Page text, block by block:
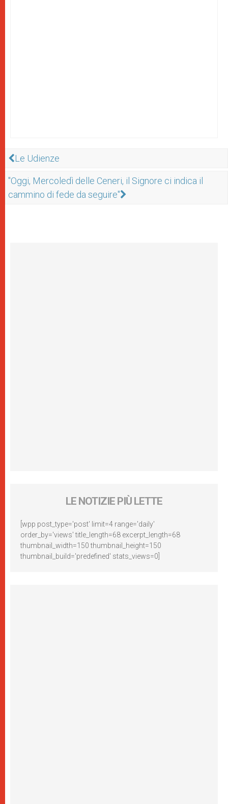
Le Udienze
"Oggi, Mercoledì delle Ceneri, il Signore ci indica il
cammino di fede da seguire"
LE NOTIZIE PIÙ LETTE
[wpp post_type='post' limit=4 range='daily'
order_by='views' title_length=68 excerpt_length=68
thumbnail_width=150 thumbnail_height=150
thumbnail_build='predefined' stats_views=0]